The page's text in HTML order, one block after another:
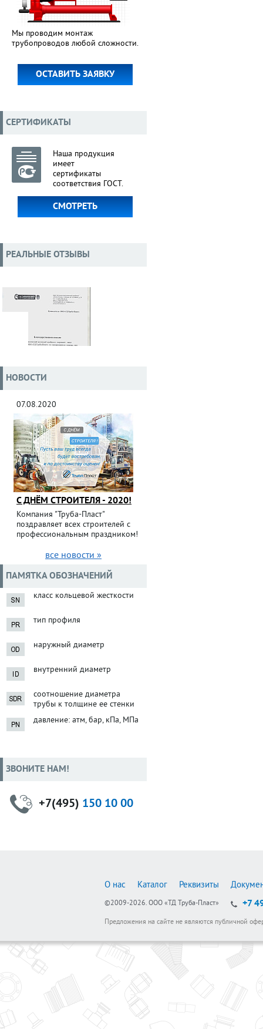
Мы проводим монтаж
трубопроводов любой сложности.
ОСТАВИТЬ ЗАЯВКУ
СЕРТИФИКАТЫ
Наша продукция
имеет
сертификаты
соответствия ГОСТ.
СМОТРЕТЬ
РЕАЛЬНЫЕ ОТЗЫВЫ
НОВОСТИ
07.08.2020
С ДНЁМ СТРОИТЕЛЯ - 2020!
Компания "Труба-Пласт"
поздравляет всех строителей с
профессиональным праздником!
все новости »
ПАМЯТКА ОБОЗНАЧЕНИЙ
класс кольцевой жесткости
тип профиля
наружный диаметр
внутренний диаметр
соотношение диаметра
трубы к толщине ее стенки
давление: атм, бар, кПа, МПа
ЗВОНИТЕ НАМ!
+7(495) 150 10 00
О нас Каталог Реквизиты
©2009-2026. ООО «ТД Труба-Пласт» +7
Предложения на сайте не являются публичной